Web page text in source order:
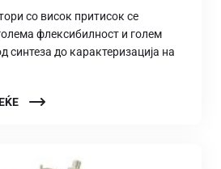
со висок притисок се
флексибилност и голем
синтеза до карактеризација на